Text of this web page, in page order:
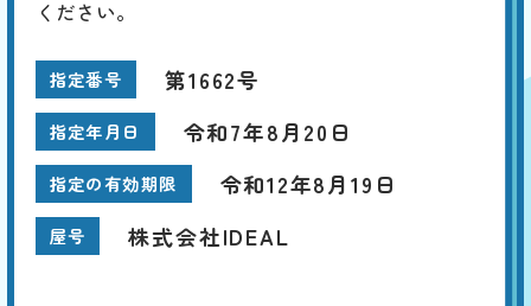
ください。
指定番号 第1662号
指定年月日 令和7年8月20日
指定の有効期限 令和12年8月19日
屋号 株式会社IDEAL